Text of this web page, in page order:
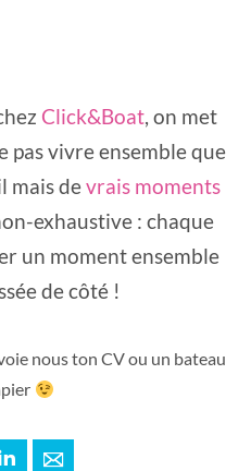
Click&Boat, on met
pas vivre ensemble que
mais devrais moments
exhaustive : chaque
un moment ensemble
de côté !
nous ton CV ou un bateau
LinkedInE-mail